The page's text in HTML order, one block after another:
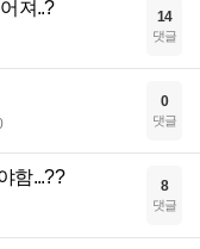
져..? 14
댓글
0
댓글
함...?? 8
댓글